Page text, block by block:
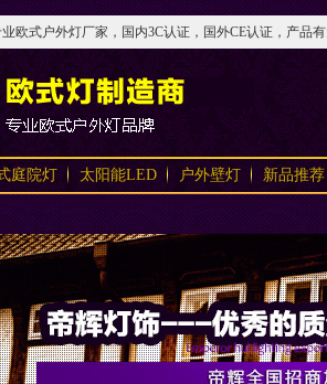
欧式户外灯厂家，国内3C认证，国外CE认证，产
庭院灯 太阳能LED 户外壁灯 新品推荐